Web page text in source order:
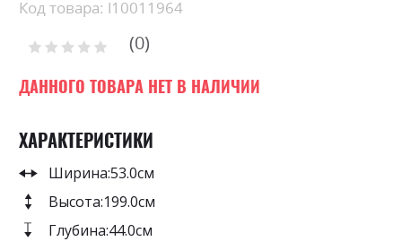
the
of
the
gallery
Код товара: l10011964
Рейтинг: 0
ДАННОГО ТОВАРА НЕТ В НАЛИЧИИ
ХАРАКТЕРИСТИКИ
Ширина:53.0см
Высота:199.0см
Глубина:44.0см